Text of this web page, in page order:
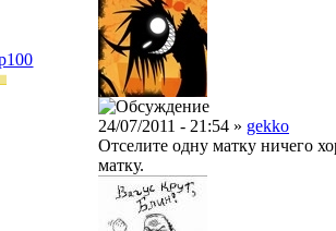
24/07/2011 - 21:54 » gekko
Отселите одну матку ничего
матку.